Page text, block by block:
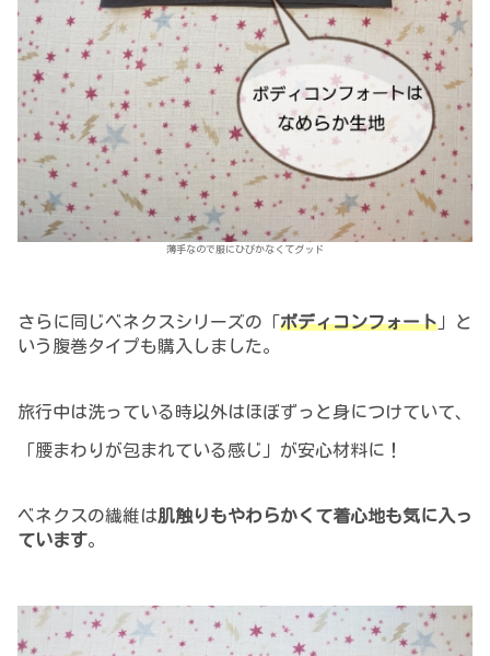
薄手なので服にひびかなくてグッド
さらに同じベネクスシリーズの「ボディコンフォート 」と
いう腹巻タイプも購入しました。
旅行中は洗っている時以外はほぼずっと身につけていて、
「腰まわりが包まれている感じ」が安心材料に！
ベネクスの繊維は肌触りもやわらかくて着心地も気に入っ
ています。